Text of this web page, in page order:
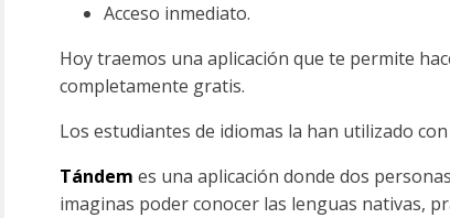
Acceso inmediato.
Hoy traemos una aplicación que te permite
completamente gratis.
Los estudiantes de idiomas la han utilizado
Tándem es una aplicación donde dos
imaginas poder conocer las lenguas nativas,